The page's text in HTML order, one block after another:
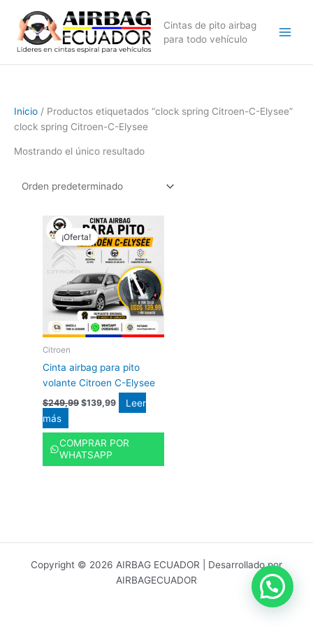
contenido
Cintas de pito airbag
para todo vehículo
Inicio / Productos etiquetados “clock spring Citroen-C-Elysee”
clock spring Citroen-C-Elysee
Mostrando el único resultado
¡Oferta!
Citroen
Cinta airbag para pito
volante Citroen C-Elysee
$249,99
precio
original
era:
$249,99.
$139,99
El
precio
actual
es:
$139,99.
Leer
más
COMPRAR POR
WHATSAPP
Copyright © 2026 AIRBAG ECUADOR | Desarrollado por
AIRBAGECUADOR